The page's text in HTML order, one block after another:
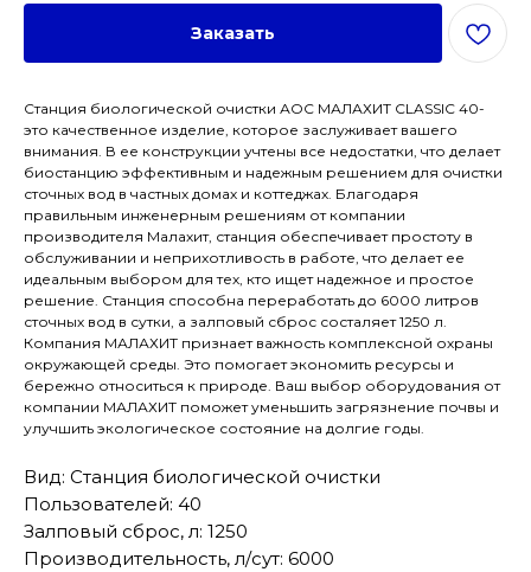
Заказать
Станция биологической очистки АОС МАЛАХИТ CLASSIC 40-
это качественное изделие, которое заслуживает вашего
внимания. В ее конструкции учтены все недостатки, что делает
биостанцию эффективным и надежным решением для очистки
сточных вод в частных домах и коттеджах. Благодаря
правильным инженерным решениям от компании
производителя Малахит, станция обеспечивает простоту в
обслуживании и неприхотливость в работе, что делает ее
идеальным выбором для тех, кто ищет надежное и простое
решение. Станция способна переработать до 6000 литров
сточных вод в сутки, а залповый сброс состаляет 1250 л.
Компания МАЛАХИТ признает важность комплексной охраны
окружающей среды. Это помогает экономить ресурсы и
бережно относиться к природе. Ваш выбор оборудования от
компании МАЛАХИТ поможет уменьшить загрязнение почвы и
улучшить экологическое состояние на долгие годы.
Вид: Станция биологической очистки
Пользователей: 40
Залповый сброс, л: 1250
Производительность, л/сут: 6000